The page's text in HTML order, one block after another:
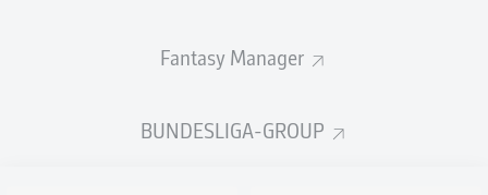
Fantasy Manager
BUNDESLIGA-GROUP